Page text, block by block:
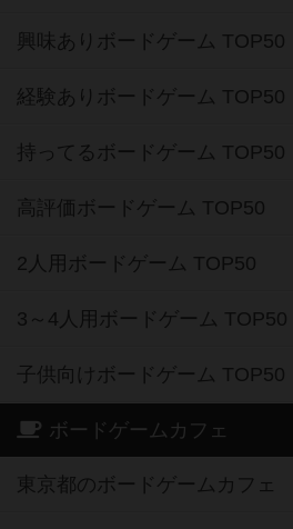
興味ありボードゲーム TOP50
経験ありボードゲーム TOP50
持ってるボードゲーム TOP50
高評価ボードゲーム TOP50
2人用ボードゲーム TOP50
3～4人用ボードゲーム TOP50
子供向けボードゲーム TOP50
ボードゲームカフェ
東京都のボードゲームカフェ